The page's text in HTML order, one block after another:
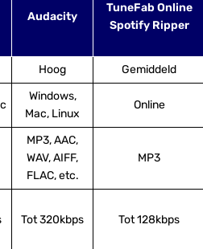
Audacity
TuneFab Online
Spotify Ripper
Hoog Gemiddeld
Windows,
Mac, Linux
Online
MP3, AAC,
WAV, AIFF,
FLAC, etc.
MP3
Tot 320kbps Tot 128kbps